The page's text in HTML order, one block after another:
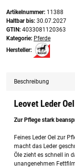
Artikelnummer: 11388
Haltbar bis: 30.07.2027
GTIN: 4033081120363
Kategorie: Pferde
Hersteller:
Beschreibung
Leovet Leder Oel
Zur Pflege stark
Feines Leder Oel zur
macht das Leder
Öle zieht es schnell in
unangenehmen